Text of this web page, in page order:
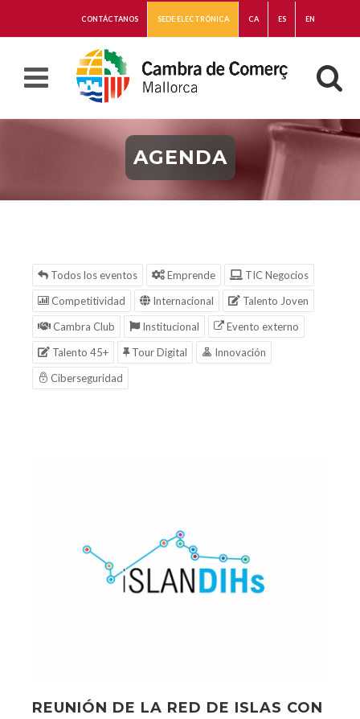
CONTÁCTANOS SEDE ELECTRÓNICA CA ES EN
AGENDA
Todos los eventos Emprende
TIC Negocios
Competitividad
Internacional
Talento Joven
Cambra Club
Institucional
Evento externo
Talento 45+
Tour Digital
Innovación
Ciberseguridad
REUNIÓN DE LA RED DE ISLAS CON